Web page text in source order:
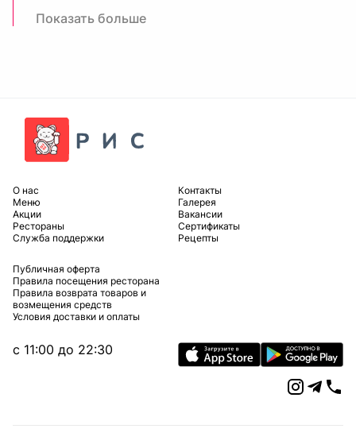
Показать больше
O нас
Меню
Акции
Рестораны
Служба поддержки
Контакты
Галерея
Вакансии
Сертификаты
Рецепты
Публичная оферта
Правила посещения ресторана
Правила возврата товаров и
возмещения средств
Условия доставки и оплаты
c 11:00 до 22:30